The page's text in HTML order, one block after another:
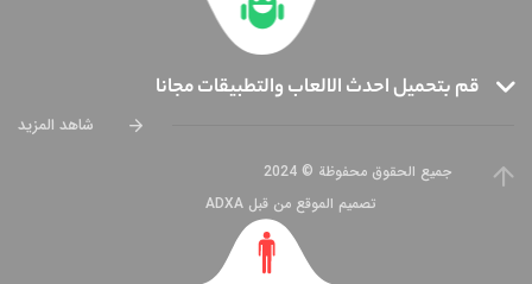
قم بتحميل احدث الالعاب والتطبيقات مجانا
شاهد المزيد
جميع الحقوق محفوظة © 2024
تصميم الموقع من قبل ADXA